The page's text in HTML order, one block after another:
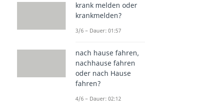
krank melden oder
krankmelden?
3/6 – Dauer: 01:57
nach hause fahren,
nachhause fahren
oder nach Hause
fahren?
4/6 – Dauer: 02:12